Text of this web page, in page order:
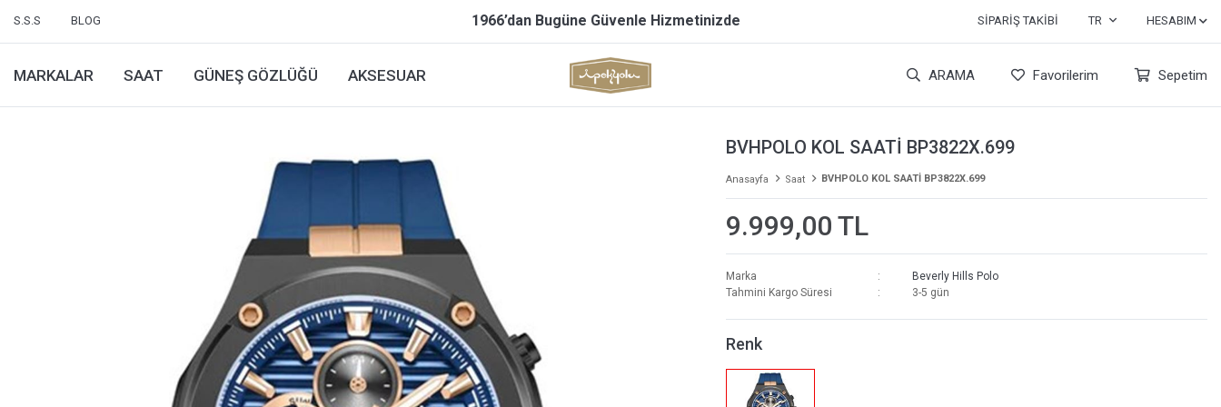
S.S.S BLOG 1966’dan Bugüne Güvenle Hizmetinizde SIPARIŞ TAKIBI TR HESABIM
MARKALAR SAAT GÜNEŞ GÖZLÜĞÜ AKSESUAR ARAMA Favorilerim Sepetim
BVHPOLO KOL SAATİ BP3822X.699
Anasayfa Saat BVHPOLO KOL SAATİ BP3822X.699
9.999,00 TL
Marka
Beverly Hills Polo
Tahmini Kargo Süresi
3-5 gün
Renk